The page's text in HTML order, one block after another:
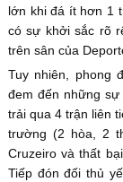
lớn khi đá ít hơn 1
có sự khởi sắc rõ
trên sân của
Tuy nhiên, phong
đem đến những
trải qua 4 trận liên
trường (2 hòa, 2
Cruzeiro và thất
Tiếp đón đối thủ